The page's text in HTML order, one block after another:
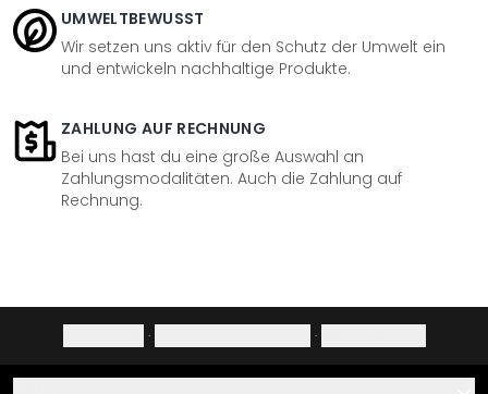
UMWELTBEWUSST
Wir setzen uns aktiv für den Schutz der Umwelt ein
und entwickeln nachhaltige Produkte.
ZAHLUNG AUF RECHNUNG
Bei uns hast du eine große Auswahl an
Zahlungsmodalitäten. Auch die Zahlung auf
Rechnung.
· ·